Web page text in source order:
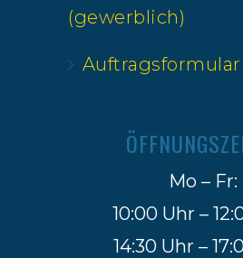
(gewerblich)
Mo – Fr:
10:00 Uhr –
14:30 Uhr –